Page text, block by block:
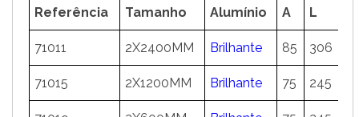
Referência Tamanho Alumínio A L
71011 2X2400MM Brilhante 85 306
71015 2X1200MM Brilhante 75 245